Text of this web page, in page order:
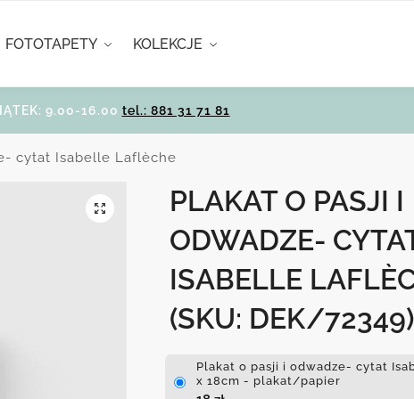
FOTOTAPETY KOLEKCJE
9.00-16.00 tel.: 881 31 71 81
cytat Isabelle Laflèche
PLAKAT O PASJI I
ODWADZE-
ISABELLE
(SKU: DEK/72349)
Plakat o pasji i odwadze- cytat
x 18cm - plakat/papier